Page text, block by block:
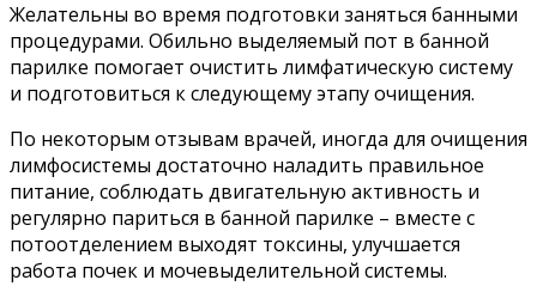
Желательны во время подготовки заняться банными
процедурами. Обильно выделяемый пот в банной
парилке помогает очистить лимфатическую систему
и подготовиться к следующему этапу очищения.
По некоторым отзывам врачей, иногда для очищения
лимфосистемы достаточно наладить правильное
питание, соблюдать двигательную активность и
регулярно париться в банной парилке – вместе с
потоотделением выходят токсины, улучшается
работа почек и мочевыделительной системы.